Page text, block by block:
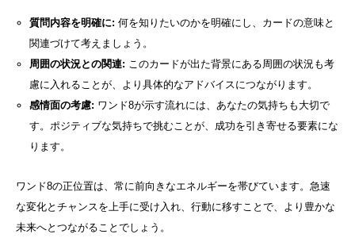
質問内容を明確に: 何を知りたいのかを明確にし、カードの意味と
関連づけて考えましょう。
周囲の状況との関連: このカードが出た背景にある周囲の状況も考
慮に入れることが、より具体的なアドバイスにつながります。
感情面の考慮: ワンド8が示す流れには、あなたの気持ちも大切で
す。ポジティブな気持ちで挑むことが、成功を引き寄せる要素にな
ります。
ワンド8の正位置は、常に前向きなエネルギーを帯びています。急速
な変化とチャンスを上手に受け入れ、行動に移すことで、より豊かな
未来へとつながることでしょう。